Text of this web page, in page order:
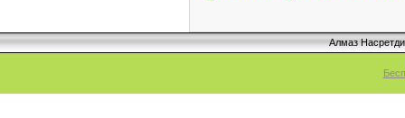
Алмаз